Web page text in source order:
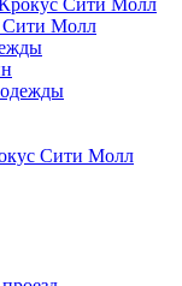
Сити Молл
одежды
Сити Молл